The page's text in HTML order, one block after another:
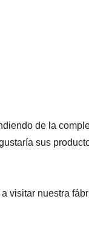
de la
sus
visitar nuestra